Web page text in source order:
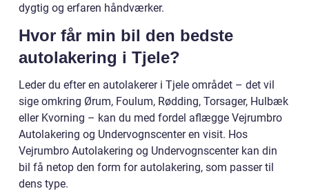
dygtig og erfaren håndværker.
Hvor får min bil den bedste
autolakering i Tjele?
Leder du efter en autolakerer i Tjele området – det vil
sige omkring Ørum, Foulum, Rødding, Torsager, Hulbæk
eller Kvorning – kan du med fordel aflægge Vejrumbro
Autolakering og Undervognscenter en visit. Hos
Vejrumbro Autolakering og Undervognscenter kan din
bil få netop den form for autolakering, som passer til
dens type.